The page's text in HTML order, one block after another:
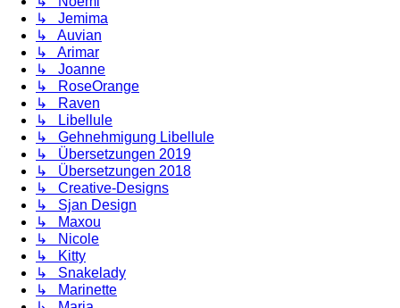
↳ Jemima
↳ Auvian
↳ Arimar
↳ Joanne
↳ RoseOrange
↳ Raven
↳ Libellule
↳ Gehnehmigung Libellule
↳ Übersetzungen 2019
↳ Übersetzungen 2018
↳ Creative-Designs
↳ Sjan Design
↳ Maxou
↳ Nicole
↳ Kitty
↳ Snakelady
↳ Marinette